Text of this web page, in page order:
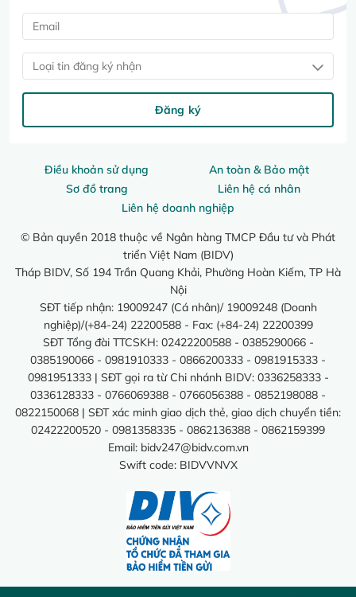
Điều khoản sử dụng
An toàn & Bảo mật
Sơ đồ trang
Liên hệ cá nhân
Liên hệ doanh nghiệp
© Bản quyền 2018 thuộc về Ngân hàng TMCP Đầu tư và Phát
triển Việt Nam (BIDV)
Tháp BIDV, Số 194 Trần Quang Khải, Phường Hoàn Kiếm, TP Hà
Nội
SĐT tiếp nhận: 19009247 (Cá nhân)/ 19009248 (Doanh
nghiệp)/(+84-24) 22200588 - Fax: (+84-24) 22200399
SĐT Tổng đài TTCSKH: 02422200588 - 0385290066 -
0385190066 - 0981910333 - 0866200333 - 0981915333 -
0981951333 | SĐT gọi ra từ Chi nhánh BIDV: 0336258333 -
0336128333 - 0766069388 - 0766056388 - 0852198088 -
0822150068 | SĐT xác minh giao dịch thẻ, giao dịch chuyển tiền:
02422200520 - 0981358335 - 0862136388 - 0862159399
Email: bidv247@bidv.com.vn
Swift code: BIDVVNVX
Loại tin đăng ký nhận
Đăng ký